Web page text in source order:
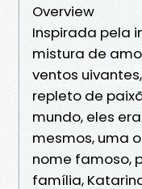
Overview
Inspirada pela
mistura de
ventos
repleto de
mundo, eles
mesmos, uma
nome famoso,
família,